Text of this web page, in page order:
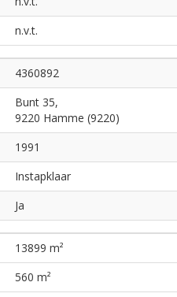
n.v.t.
4360892
Bunt 35,
9220 Hamme (9220)
1991
Instapklaar
Ja
13899 m²
560 m²